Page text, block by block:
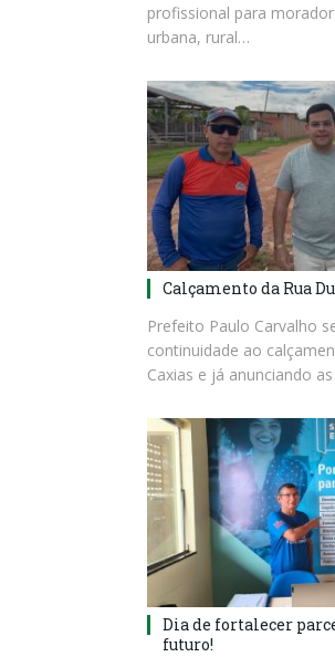
profissional para
urbana, rural…
Calçamento da Rua
Prefeito Paulo Carvalho
continuidade ao
Caxias e já anunciando
Dia de fortalecer
futuro!